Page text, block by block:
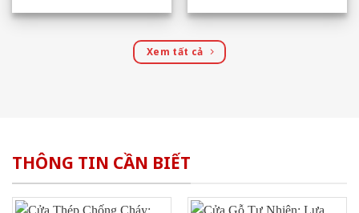
Xem tất cả
THÔNG TIN CẦN BIẾT